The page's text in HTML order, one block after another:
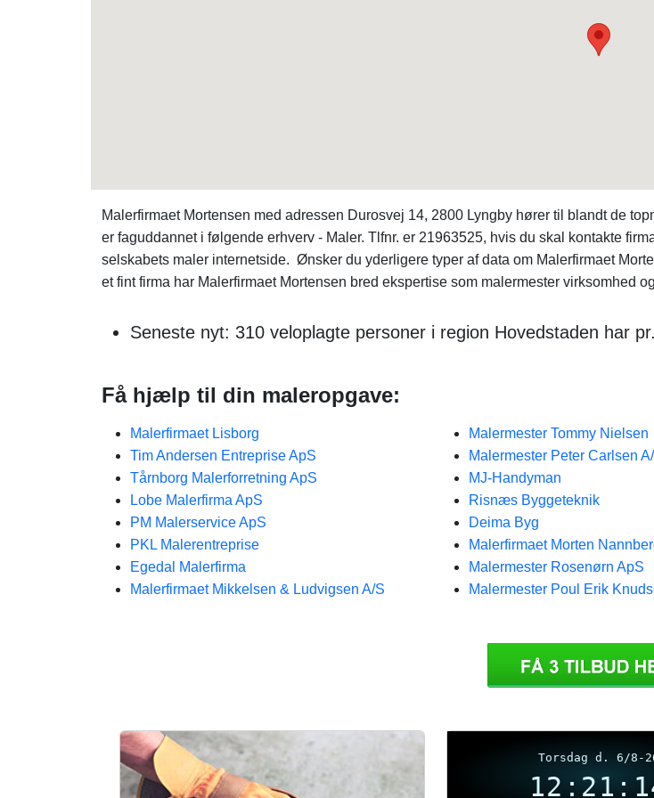
Malerfirmaet Mortensen med adressen Durosvej 14, 2800 Lyngby hører til blandt de
er faguddannet i følgende erhverv - Maler. Tlfnr. er 21963525, hvis du skal kontakte
selskabets maler internetside. Ønsker du yderligere typer af data om Malerfirmaet
et fint firma har Malerfirmaet Mortensen bred ekspertise som malermester virksomhed
Seneste nyt: 310 veloplagte personer i region Hovedstaden har
Få hjælp til din maleropgave:
Malerfirmaet Lisborg
Tim Andersen Entreprise ApS
Tårnborg Malerforretning ApS
Lobe Malerfirma ApS
PM Malerservice ApS
PKL Malerentreprise
Egedal Malerfirma
Malerfirmaet Mikkelsen & Ludvigsen A/S
Malermester Tommy Nielsen
Malermester Peter Carlsen
MJ-Handyman
Risnæs Byggeteknik
Deima Byg
Malerfirmaet Morten
Malermester Rosenørn ApS
Malermester Poul Erik
Torsdag d. 6/8-